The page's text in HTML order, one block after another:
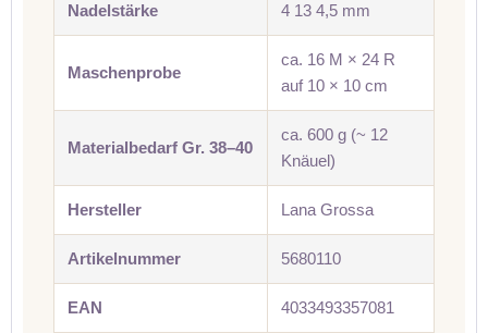
Nadelstärke 4 13 4,5 mm
Maschenprobe
ca. 16 M × 24 R
auf 10 × 10 cm
Materialbedarf Gr. 38–40
ca. 600 g (~ 12
Knäuel)
Hersteller Lana Grossa
Artikelnummer 5680110
EAN 4033493357081